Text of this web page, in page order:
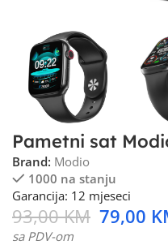
Pametni sat
Brand: Modio
1000 na stanju
Garancija: 12 mjeseci
93,00KM 79,00
sa PDV-om